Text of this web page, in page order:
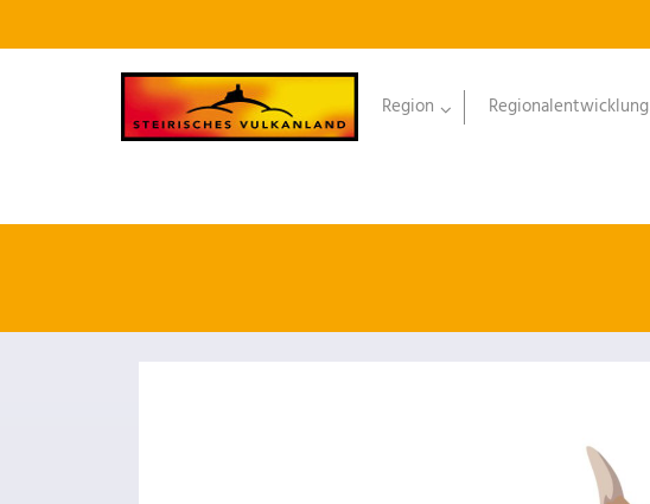
Region Regionalentwicklung